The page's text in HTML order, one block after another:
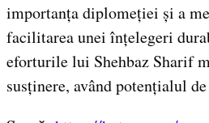
importanța diplomeției și a
facilitarea unei înțelegeri
eforturile lui Shehbaz Sharif
susținere, având potențialul